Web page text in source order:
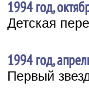
1994 год,
Детская
1994 год,
Первый